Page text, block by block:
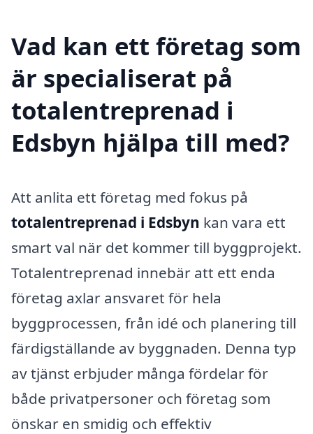
Vad kan ett företag som
är specialiserat på
totalentreprenad i
Edsbyn hjälpa till med?
Att anlita ett företag med fokus på
totalentreprenad i Edsbyn kan vara ett
smart val när det kommer till byggprojekt.
Totalentreprenad innebär att ett enda
företag axlar ansvaret för hela
byggprocessen, från idé och planering till
färdigställande av byggnaden. Denna typ
av tjänst erbjuder många fördelar för
både privatpersoner och företag som
önskar en smidig och effektiv